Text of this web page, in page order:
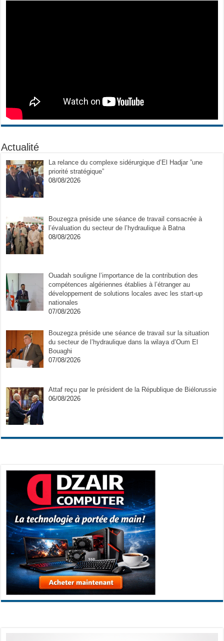
Actualité
La relance du complexe sidérurgique d’El Hadjar ”une
priorité stratégique”
08/08/2026
Bouzegza préside une séance de travail consacrée à
l’évaluation du secteur de l’hydraulique à Batna
08/08/2026
Ouadah souligne l’importance de la contribution des
compétences algériennes établies à l’étranger au
développement de solutions locales avec les start-up
nationales
07/08/2026
Bouzegza préside une séance de travail sur la situation
du secteur de l’hydraulique dans la wilaya d’Oum El
Bouaghi
07/08/2026
Attaf reçu par le président de la République de Biélorussie
06/08/2026